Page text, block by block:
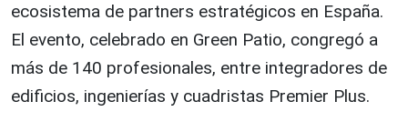
ecosistema de partners estratégicos en España.
El evento, celebrado en Green Patio, congregó a
más de 140 profesionales, entre integradores de
edificios, ingenierías y cuadristas Premier Plus.